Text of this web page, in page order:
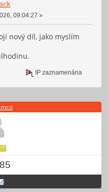
09:04:27 »
nový díl, jako myslím
IP zaznamenána